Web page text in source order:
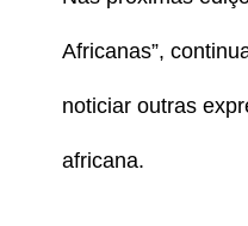
Africanas”,
noticiar outras
africana.